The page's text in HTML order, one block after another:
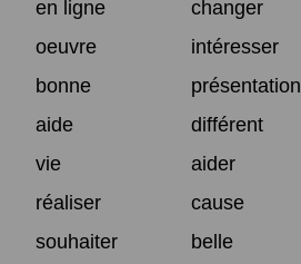
en ligne
changer
oeuvre
intéresser
bonne
présentation
aide
différent
vie
aider
réaliser
cause
souhaiter
belle